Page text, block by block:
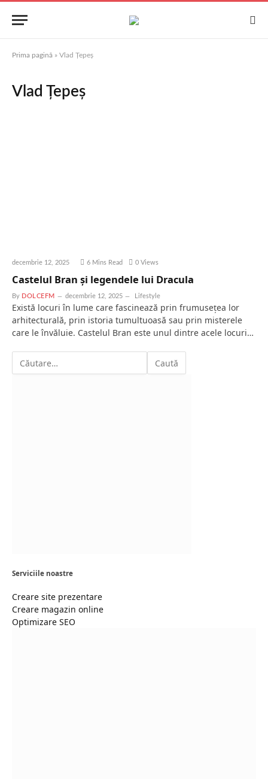
Prima pagină » Vlad Țepeș
Vlad Țepeș
decembrie 12, 2025 6 Mins Read 0 Views
Castelul Bran și legendele lui Dracula
By DOLCEFM decembrie 12, 2025 Lifestyle
Există locuri în lume care fascinează prin frumusețea lor
arhitecturală, prin istoria tumultuoasă sau prin misterele
care le învăluie. Castelul Bran este unul dintre acele locuri…
Serviciile noastre
Creare site prezentare
Creare magazin online
Optimizare SEO